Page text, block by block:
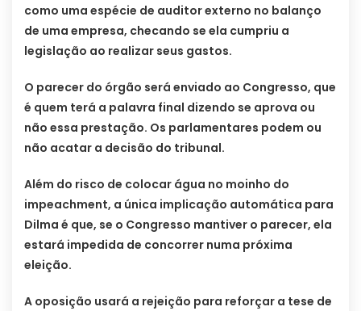
como uma espécie de auditor externo no balanço
de uma empresa, checando se ela cumpriu a
legislação ao realizar seus gastos.
O parecer do órgão será enviado ao Congresso, que
é quem terá a palavra final dizendo se aprova ou
não essa prestação. Os parlamentares podem ou
não acatar a decisão do tribunal.
Além do risco de colocar água no moinho do
impeachment, a única implicação automática para
Dilma é que, se o Congresso mantiver o parecer, ela
estará impedida de concorrer numa próxima
eleição.
A oposição usará a rejeição para reforçar a tese de